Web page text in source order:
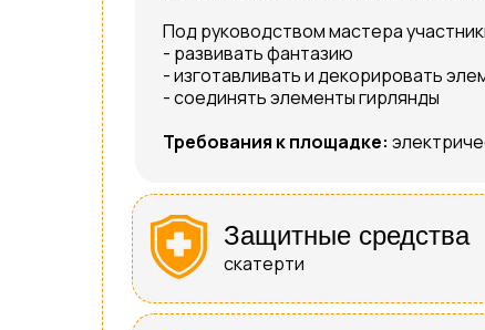
Под руководством мастера
- развивать фантазию
- изготавливать и декорировать
- соединять элементы гирлянды
Требования к площадке:
скатерти
Защитные средства